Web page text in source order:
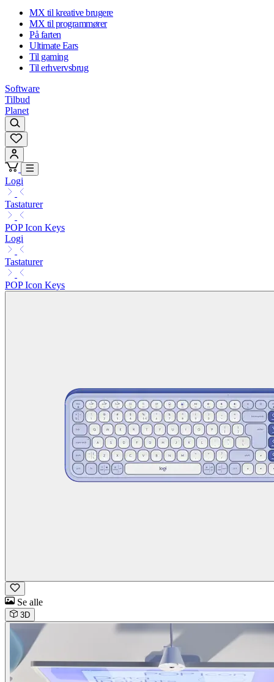
MX til kreative brugere
MX til programmører
På farten
Ultimate Ears
Til gaming
Til erhvervsbrug
Software
Tilbud
Planet
Logi
Tastaturer
POP Icon Keys
Logi
Tastaturer
POP Icon Keys
Se alle
3D